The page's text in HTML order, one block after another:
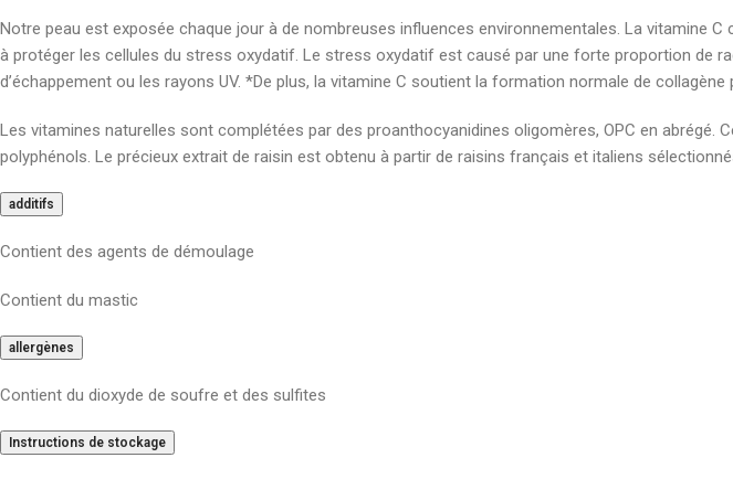
Notre peau est exposée chaque jour à de nombreuses influences environnementales. La vitamine
à protéger les cellules du stress oxydatif. Le stress oxydatif est causé par une forte proportion de
d’échappement ou les rayons UV. *De plus, la vitamine C soutient la formation normale de
Les vitamines naturelles sont complétées par des proanthocyanidines oligomères, OPC en
polyphénols. Le précieux extrait de raisin est obtenu à partir de raisins français et italiens
additifs
Contient des agents de démoulage
Contient du mastic
allergènes
Contient du dioxyde de soufre et des sulfites
Instructions de stockage